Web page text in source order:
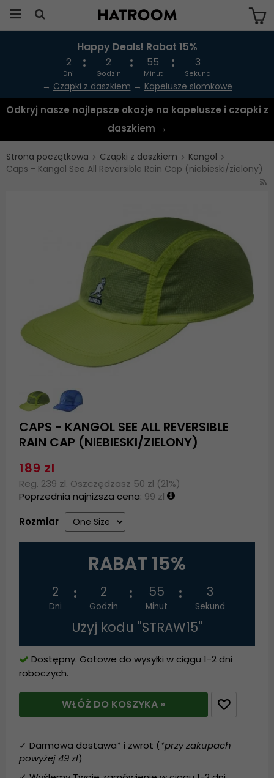
Produkten har blivit tillagd i varukorgen
Happy Deals! Rabat 15%
2
Dni
2
Godzin
55
Minut
3
Sekund
→ Czapki z daszkiem → Kapelusze slomkowe
Odkryj nasze najlepsze okazje na kapelusze i czapki z
daszkiem →
Strona początkowa Czapki z daszkiem
Kangol
Caps - Kangol See All Reversible Rain Cap (niebieski/zielony)
CAPS - KANGOL SEE ALL REVERSIBLE
RAIN CAP (NIEBIESKI/ZIELONY)
189 zl
Reg. 239 zl. Oszczędzasz 50 zl (21%)
Poprzednia najniższa cena: 99 zl
Rozmiar
RABAT 15%
2
Dni
2
Godzin
55
Minut
3
Sekund
Użyj kodu "STRAW15"
Dostępny. Gotowe do wysyłki w ciągu 1-2 dni
roboczych.
WŁÓŻ DO KOSZYKA »
✓ Darmowa dostawa* i zwrot (*przy zakupach
powyżej 49 zl)